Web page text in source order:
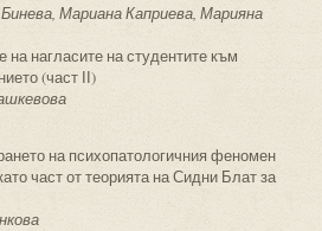
Мариана Каприева, Марияна
нагласите на студентите към
(част ІІ)
на психопатологичния феномен
част от теорията на Сидни Блат за